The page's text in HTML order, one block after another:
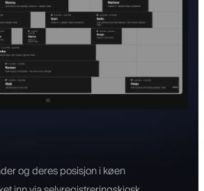
og deres posisjon i køen